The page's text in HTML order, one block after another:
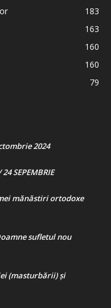
183
163
160
160
79
2024
SEPEMBRIE
mănăstiri ortodoxe
sufletul nou
(masturbării) şi